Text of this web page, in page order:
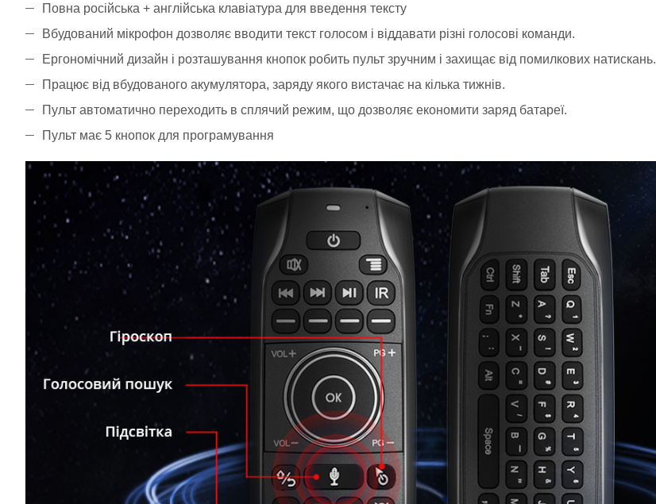
Повна російська + англійська клавіатура для введення тексту
Вбудований мікрофон дозволяє вводити текст голосом і віддавати різні голосові команди.
Ергономічний дизайн і розташування кнопок робить пульт зручним і захищає від помилкових натискань.
Працює від вбудованого акумулятора, заряду якого вистачає на кілька тижнів.
Пульт автоматично переходить в сплячий режим, що дозволяє економити заряд батареї.
Пульт має 5 кнопок для програмування